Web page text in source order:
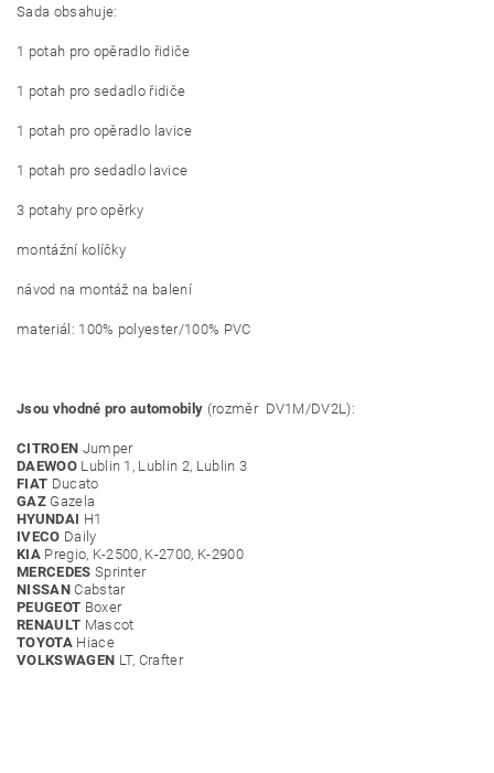
Sada obsahuje:
1 potah pro opěradlo řidiče
1 potah pro sedadlo řidiče
1 potah pro opěradlo lavice
1 potah pro sedadlo lavice
3 potahy pro opěrky
montážní kolíčky
návod na montáž na balení
materiál: 100% polyester/100% PVC
Jsou vhodné pro automobily (rozměr DV1M/DV2L):
CITROEN Jumper
DAEWOOLublin 1, Lublin 2, Lublin 3
FIAT Ducato
GAZGazela
HYUNDAI H1
IVECO Daily
KIAPregio, K-2500, K-2700, K-2900
MERCEDES Sprinter
NISSANCabstar
PEUGEOT Boxer
RENAULT Mascot
TOYOTAHiace
VOLKSWAGEN LT, Crafter